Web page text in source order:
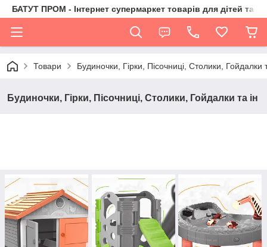
БАТУТ ПРОМ - Інтернет супермаркет товарів для дітей та їх
Товари Будиночки, Гірки, Пісочниці, Столики, Гойдалки
Будиночки, Гірки, Пісочниці, Столики, Гойдалки та ін